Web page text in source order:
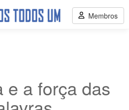
e a força das
Membros